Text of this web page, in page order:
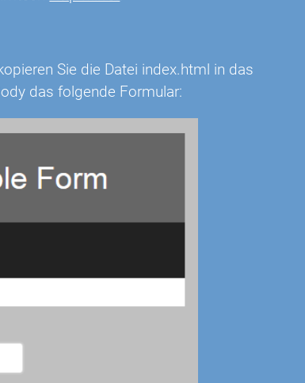
Sie die Datei index.html in das
das folgende Formular: